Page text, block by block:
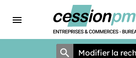
Modifier la